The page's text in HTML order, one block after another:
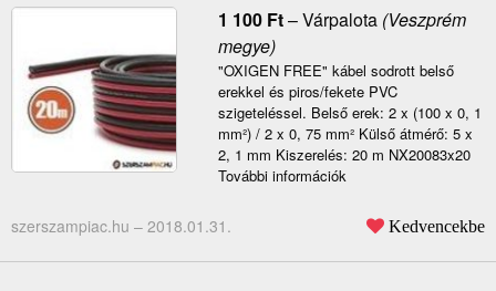
1 100 Ft–Várpalota(Veszprém
megye)
"OXIGEN FREE" kábel sodrott belső
erekkel és piros/fekete PVC
szigeteléssel. Belső erek: 2 x (100 x 0, 1
mm²) / 2 x 0, 75 mm² Külső átmérő: 5 x
2, 1 mm Kiszerelés: 20 m NX20083x20
További információk
szerszampiac.hu – 2018.01.31. Kedvencekbe